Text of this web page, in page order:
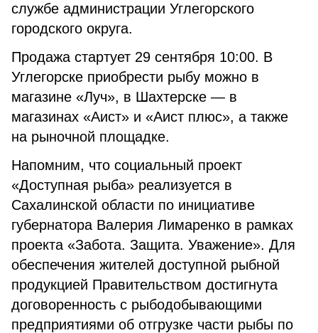
службе администрации Углегорского
городского округа.
Продажа стартует 29 сентября 10:00. В
Углегорске приобрести рыбу можно в
магазине «Луч», в Шахтерске — в
магазинах «Аист» и «Аист плюс», а также
на рыночной площадке.
Напомним, что социальный проект
«Доступная рыба» реализуется в
Сахалинской области по инициативе
губернатора Валерия Лимаренко в рамках
проекта «Забота. Защита. Уважение». Для
обеспечения жителей доступной рыбной
продукцией Правительством достигнута
договоренность с рыбодобывающими
предприятиями об отгрузке части рыбы по